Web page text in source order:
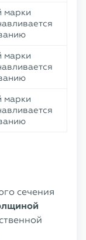
марки
марки
марки
сечения